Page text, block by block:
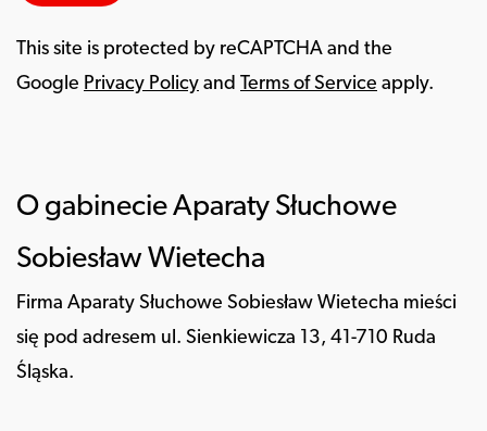
This site is protected by reCAPTCHA and the
Google Privacy Policy and Terms of Service apply.
O gabinecie Aparaty Słuchowe
Sobiesław Wietecha
Firma Aparaty Słuchowe Sobiesław Wietecha mieści
się pod adresem ul. Sienkiewicza 13, 41-710 Ruda
Śląska.